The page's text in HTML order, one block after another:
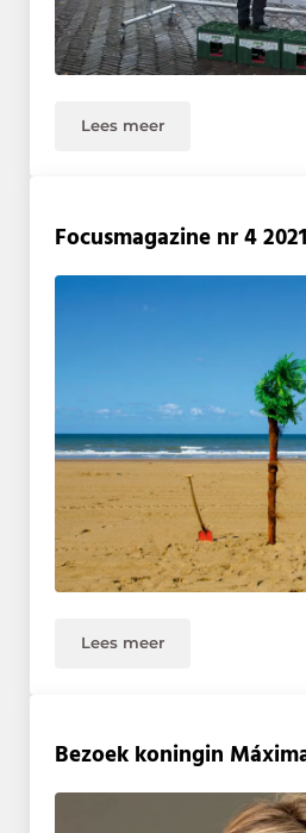
Lees meerPennings Foundation
Focusmagazine nr 4 2021
Lees meerFocusmagazine nr 4
Bezoek koningin